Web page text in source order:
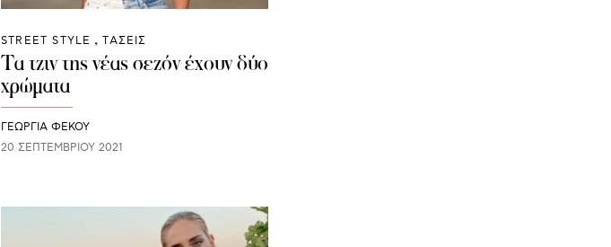
STREET STYLE ΤΑΣΕΙΣ
Τα τζιν της νέας σεζόν έχουν δύο
χρώματα
ΓΕΩΡΓΙΑ ΦΕΚΟΥ
20 ΣΕΠΤΕΜΒΡΊΟΥ 2021